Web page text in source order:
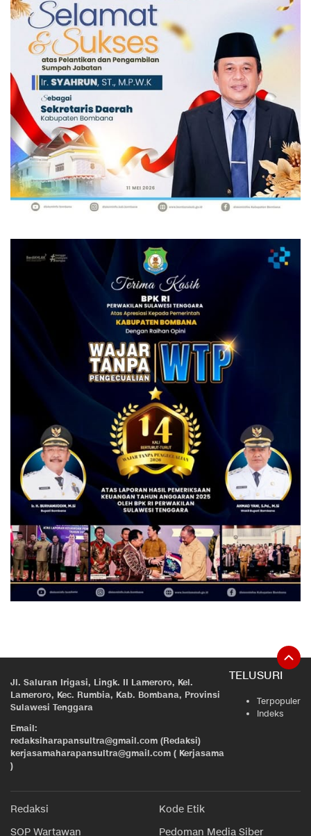
Jl. Saluran Irigasi, Lingk. II Lameroro, Kel.
Lameroro, Kec. Rumbia, Kab. Bombana, Provinsi
Sulawesi Tenggara
Email:
redaksiharapansultra@gmail.com (Redaksi)
kerjasamaharapansultra@gmail.com ( Kerjasama
)
TELUSURI
Terpopuler
Indeks
Redaksi
Kode Etik
SOP Wartawan
Pedoman Media Siber